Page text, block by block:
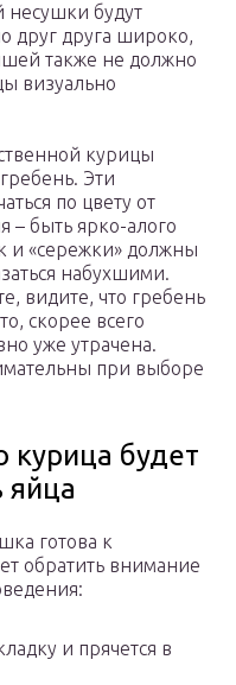
несушки будут
друг друга широко,
также не должно
визуально
курицы
Эти
по цвету от
– быть ярко-алого
и «сережки» должны
набухшими.
видите, что гребень
скорее всего
уже утрачена.
при выборе
курица будет
яйца
готова к
обратить внимание
и прячется в